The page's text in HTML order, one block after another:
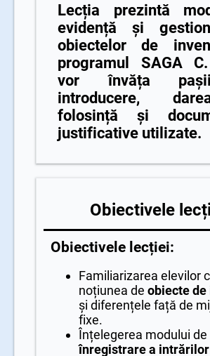
Lecția prezintă
evidență și
obiectelor de
programul SAGA
vor învăța
introducere,
folosință și
justificative utilizate.
Obiectivele
Obiectivele lecției:
Familiarizarea elevilor
noțiunea de obiecte
și diferențele față de
fixe.
Înțelegerea modului de
înregistrare a intrărilor